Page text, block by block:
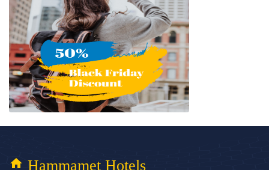
home Hammamet Hotels